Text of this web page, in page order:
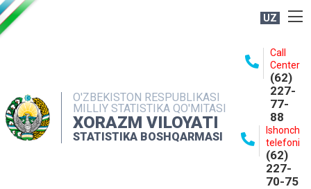
UZ
O'ZBEKISTON RESPUBLIKASI
MILLIY STATISTIKA QO'MITASI
XORAZM VILOYATI
STATISTIKA BOSHQARMASI
Call
Center
(62)
227-
77-
88
Ishonch
telefoni
(62)
227-
70-75
NASHRLAR
INTERAKTIV XIZMATLAR
MATBUOT XIZMATI